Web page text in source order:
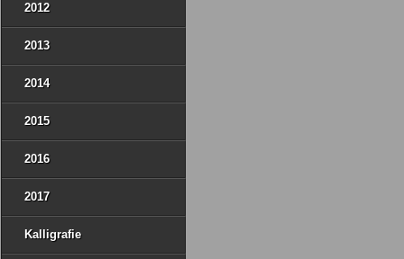
2012
2013
2014
2015
2016
2017
Kalligrafie